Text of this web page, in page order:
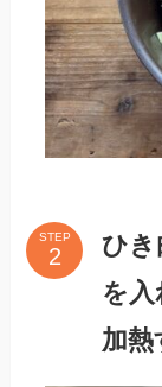
STEP
ひき
を
加熱